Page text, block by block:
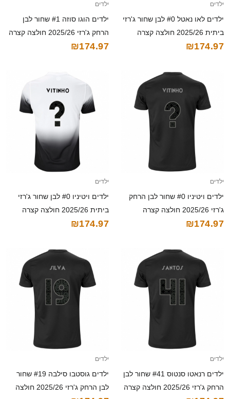
ילדים
ילדים לאו נאטל #0 לבן שחור ג'רזי
ביתית 2025/26 חולצה קצרה
₪174.97
ילדים
ילדים הוגו סוזה #1 שחור לבן
הרחק ג'רזי 2025/26 חולצה קצרה
₪174.97
ילדים
ילדים ויטיניו #0 שחור לבן הרחק
ג'רזי 2025/26 חולצה קצרה
₪174.97
ילדים
ילדים ויטיניו #0 לבן שחור ג'רזי
ביתית 2025/26 חולצה קצרה
₪174.97
ילדים
ילדים רנאטו סנטוס #41 שחור לבן
הרחק ג'רזי 2025/26 חולצה קצרה
ילדים
ילדים גוסטבו סילבה #19 שחור
לבן הרחק ג'רזי 2025/26 חולצה